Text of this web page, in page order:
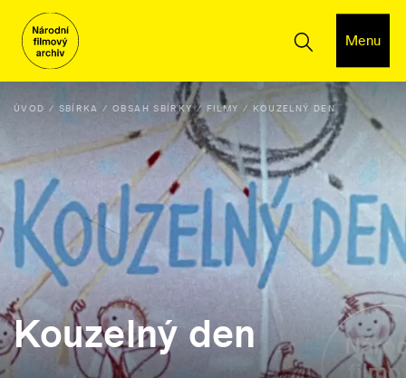
Menu
ÚVOD SBÍRKA OBSAH SBÍRKY FILMY KOUZELNÝ DEN
Kouzelný den